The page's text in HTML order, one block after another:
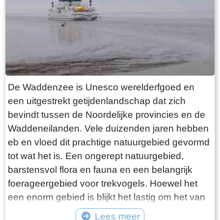
want deze is aan de binnenkant ook de moeite
waard. Er hangt een aantal historische houten
rouwborden aan de muur. In de huizen brandt
licht en de kachel. Aan de andere kant van de
terp loop je weer naar beneden, nu via voetpad
van gele klinkers. Als je daarna links aanhoudt
kom je gewoon weer uit waar je bent begonnen.
Het is moeilijk voor te stellen dat een dergelijk
terp ooit door mensenhanden is gemaakt.
Terpen hadden een belangrijke functie als
bescherming tegen overstromingen vanuit zee.
Na de aanleg van dijken werden ze, ontdaan
van hun nut, voor het grootste deel weer
afgegraven. De vruchtbare grond naar elders
verscheept. Hoe rigoureus deze vorm van
De Waddenzee is Unesco werelderfgoed en
een uitgestrekt getijdenlandschap dat zich
bevindt tussen de Noordelijke provincies en de
Waddeneilanden. Vele duizenden jaren hebben
eb en vloed dit prachtige natuurgebied gevormd
tot wat het is. Een ongerept natuurgebied,
barstensvol flora en fauna en een belangrijk
foerageergebied voor trekvogels. Hoewel het
een enorm gebied is blijkt het lastig om het van
dichtbij te zien en ervaren. Natuurlijk kun je in
Lees meer